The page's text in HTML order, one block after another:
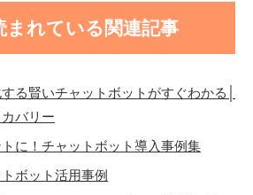
まれている関連記事
る賢いチャットボットがすぐわかる│
バリー
に！チャットボット導入事例集
トボット活用事例